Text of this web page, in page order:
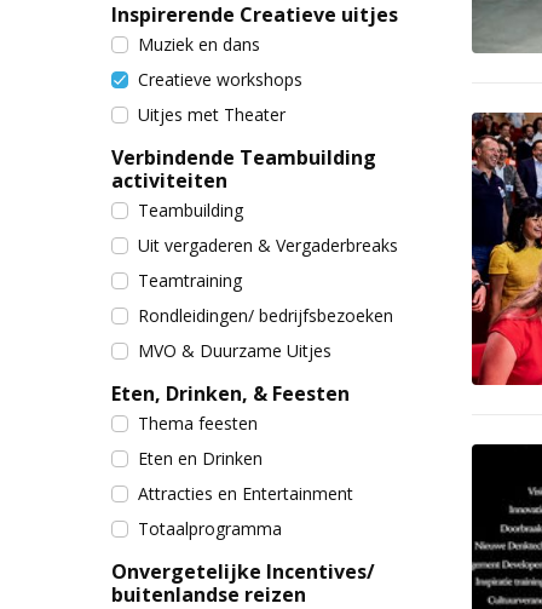
Inspirerende Creatieve uitjes
Muziek en dans
Creatieve workshops
Uitjes met Theater
Verbindende Teambuilding
activiteiten
Teambuilding
Uit vergaderen & Vergaderbreaks
Teamtraining
Rondleidingen/ bedrijfsbezoeken
MVO & Duurzame Uitjes
Eten, Drinken, & Feesten
Thema feesten
Eten en Drinken
Attracties en Entertainment
Totaalprogramma
Onvergetelijke Incentives/
buitenlandse reizen